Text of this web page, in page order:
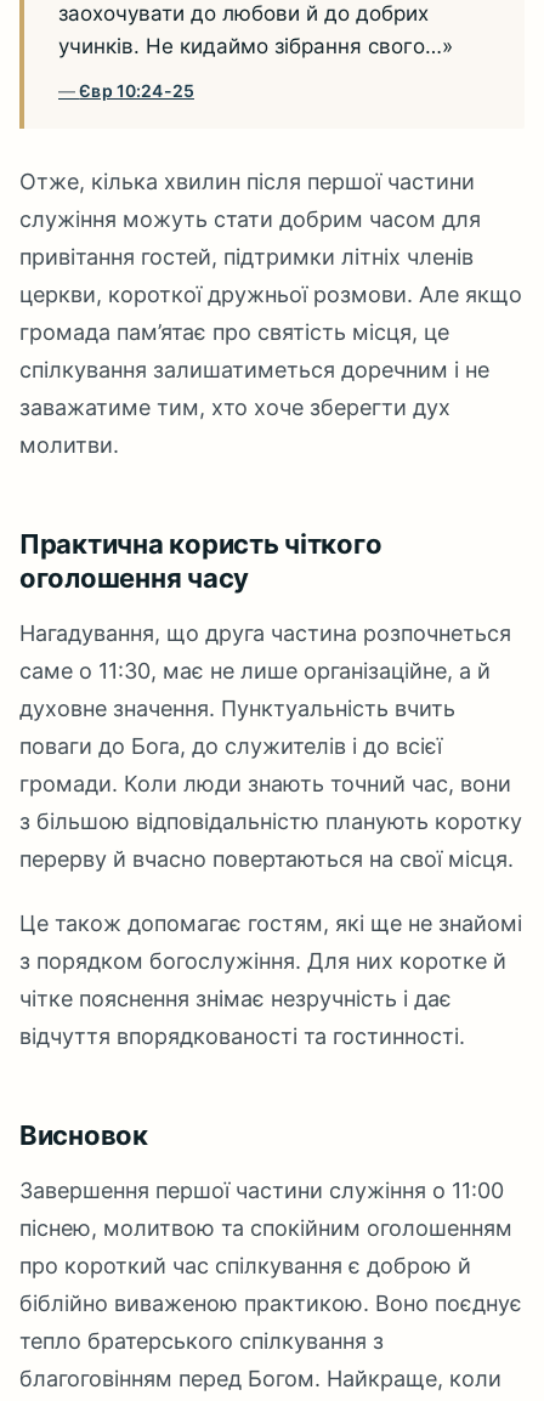
заохочувати до любови й до добрих
учинків. Не кидаймо зібрання свого…»
Євр 10:24-25
Отже, кілька хвилин після першої частини
служіння можуть стати добрим часом для
привітання гостей, підтримки літніх членів
церкви, короткої дружньої розмови. Але якщо
громада пам’ятає про святість місця, це
спілкування залишатиметься доречним і не
заважатиме тим, хто хоче зберегти дух
молитви.
Практична користь чіткого
оголошення часу
Нагадування, що друга частина розпочнеться
саме о 11:30, має не лише організаційне, а й
духовне значення. Пунктуальність вчить
поваги до Бога, до служителів і до всієї
громади. Коли люди знають точний час, вони
з більшою відповідальністю планують коротку
перерву й вчасно повертаються на свої місця.
Це також допомагає гостям, які ще не знайомі
з порядком богослужіння. Для них коротке й
чітке пояснення знімає незручність і дає
відчуття впорядкованості та гостинності.
Висновок
Завершення першої частини служіння о 11:00
піснею, молитвою та спокійним оголошенням
про короткий час спілкування є доброю й
біблійно виваженою практикою. Воно поєднує
тепло братерського спілкування з
благоговінням перед Богом. Найкраще, коли